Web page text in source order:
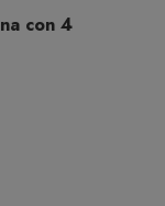
con 4